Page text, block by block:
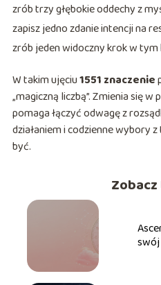
zrób trzy głębokie oddechy z
zapisz jedno zdanie intencji na
zrób jeden widoczny krok w tym
W takim ujęciu1551 znaczenie
„magiczną liczbą”. Zmienia się
pomaga łączyć odwagę z
działaniem i codzienne wybory
być.